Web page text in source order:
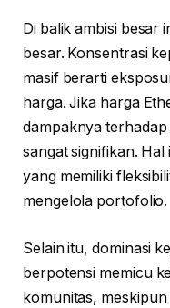
Di balik ambisi besar
besar. Konsentrasi
masif berarti
harga. Jika harga
dampaknya
sangat signifikan.
yang memiliki
mengelola portofolio.
Selain itu, dominasi
berpotensi memicu
komunitas,